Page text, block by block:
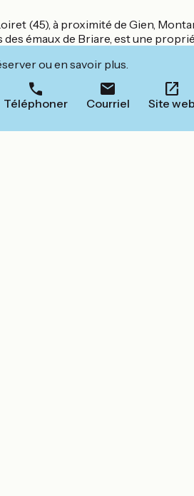
(45), à proximité de Gien,
émaux de Briare, est une
ou en savoir plus.
Téléphoner Courriel Site web